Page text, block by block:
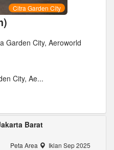
Citra Garden City
Garden City, Aeroworld
City, Ae...
Barat
Peta Area Iklan Sep 2025